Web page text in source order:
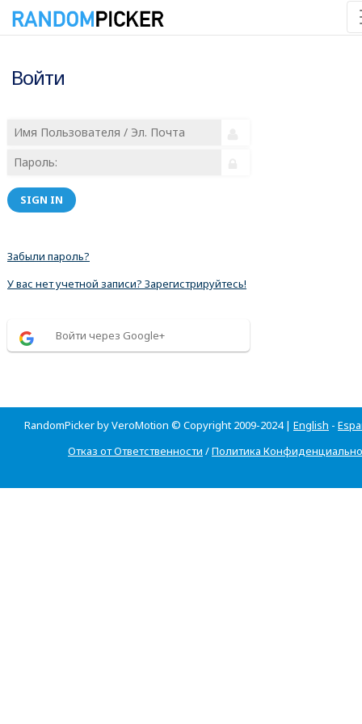
Войти
SIGN IN
Забыли пароль?
У вас нет учетной записи? Зарегистрируйтесь!
Войти через Google+
RandomPicker by VeroMotion © Copyright 2009-2024 | English -
Отказ от Ответственности /Политика